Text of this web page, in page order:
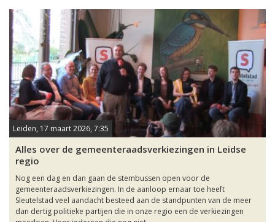
Leiden, 17 maart 2026, 7:35
Alles over de gemeenteraadsverkiezingen in Leidse
regio
Nog een dag en dan gaan de stembussen open voor de
gemeenteraadsverkiezingen. In de aanloop ernaar toe heeft
Sleutelstad veel aandacht besteed aan de standpunten van de meer
dan dertig politieke partijen die in onze regio een de verkiezingen